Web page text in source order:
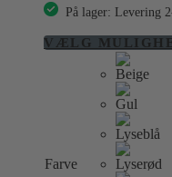
På lager: Levering
VÆLG
Farve